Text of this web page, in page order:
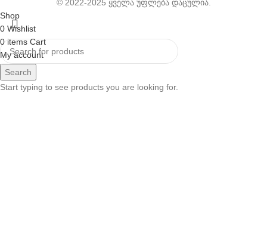
© 2022-2025 ყველა უფლება დაცულია.
Search
Start typing to see products you are looking for.
Shop
0 Wishlist
0items Cart
My account